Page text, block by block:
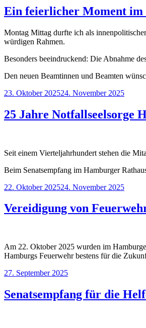
Ein feierlicher Moment im
Montag Mittag durfte ich als
würdigen Rahmen.
Besonders beeindruckend: Die Abnahme
Den neuen Beamtinnen und Beamten
Veröffentlicht
23. Oktober 202524. November 2025
25 Jahre Notfallseelsorge
Seit einem Vierteljahrhundert stehen die
Beim Senatsempfang im Hamburger
Veröffentlicht
22. Oktober 202524. November 2025
Vereidigung von
Am 22. Oktober 2025 wurden im
Hamburgs Feuerwehr bestens für die
Veröffentlicht
27. September 2025
Senatsempfang für die